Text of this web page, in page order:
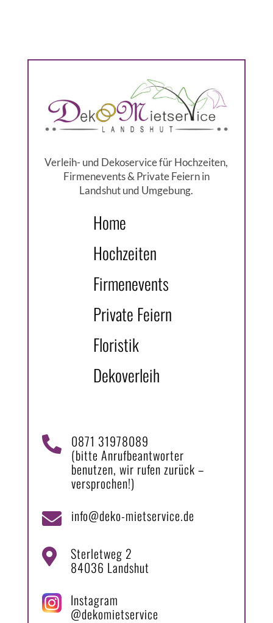
Verleih- und Dekoservice für Hochzeiten,
Firmenevents & Private Feiern in
Landshut und Umgebung.
Home
Hochzeiten
Firmenevents
Private Feiern
Floristik
Dekoverleih
 0871 31978089
(bitte Anrufbeantworter
benutzen, wir rufen zurück –
versprochen!)
 info@deko-mietservice.de
 Sterletweg 2
84036 Landshut
Instagram
@dekomietservice